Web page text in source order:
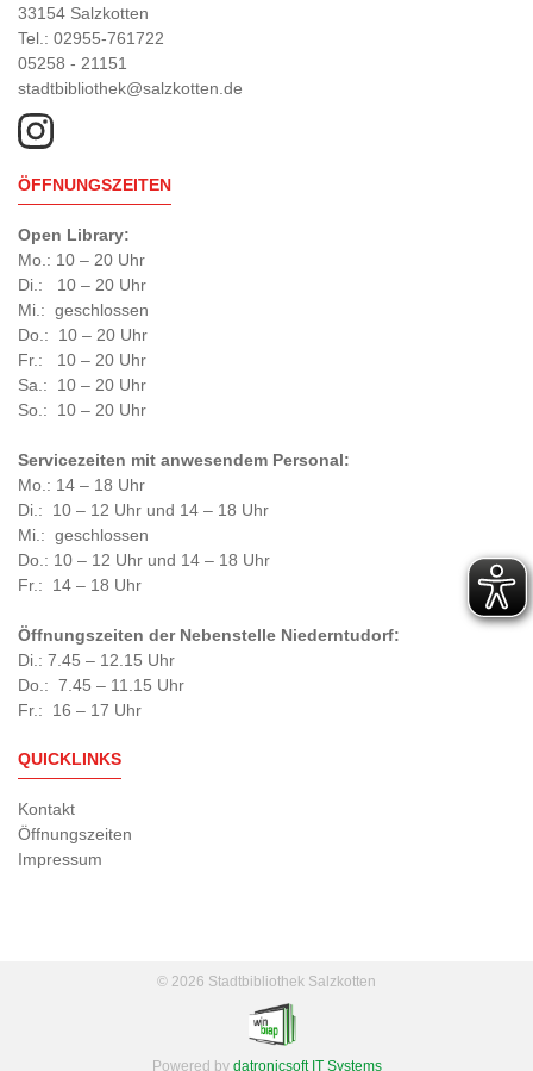
33154 Salzkotten
Tel.: 02955-761722
05258 - 21151
stadtbibliothek@salzkotten.de
ÖFFNUNGSZEITEN
Open Library:
Mo.: 10 – 20 Uhr
Di.: 10 – 20 Uhr
Mi.: geschlossen
Do.: 10 – 20 Uhr
Fr.: 10 – 20 Uhr
Sa.: 10 – 20 Uhr
So.: 10 – 20 Uhr
Servicezeiten mit anwesendem Personal:
Mo.: 14 – 18 Uhr
Di.: 10 – 12 Uhr und 14 – 18 Uhr
Mi.: geschlossen
Do.: 10 – 12 Uhr und 14 – 18 Uhr
Fr.: 14 – 18 Uhr
Öffnungszeiten der Nebenstelle Niederntudorf:
Di.: 7.45 – 12.15 Uhr
Do.: 7.45 – 11.15 Uhr
Fr.: 16 – 17 Uhr
QUICKLINKS
Kontakt
Öffnungszeiten
Impressum
© 2026 Stadtbibliothek Salzkotten
Powered by datronicsoft IT Systems